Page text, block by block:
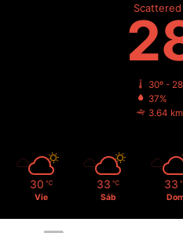
30º -
37%
3.64
30 ℃
Vie
33 ℃
Sáb
33